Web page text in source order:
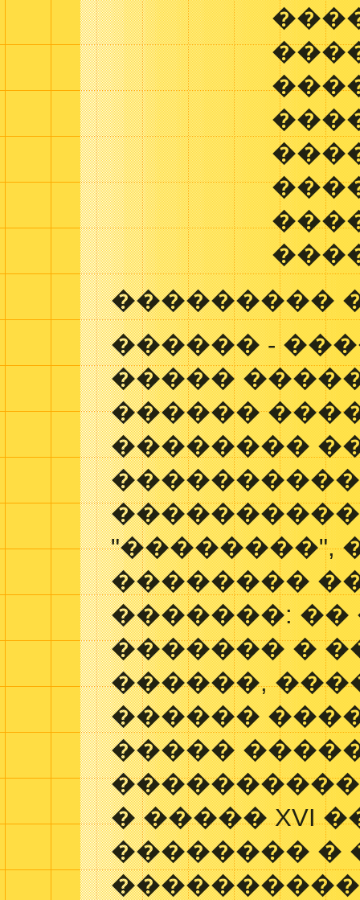
���������
������ -
�����
������
��������
"��������",
��������
�������:
������� �
������,
������
�����
� ����� XVI
�������� �